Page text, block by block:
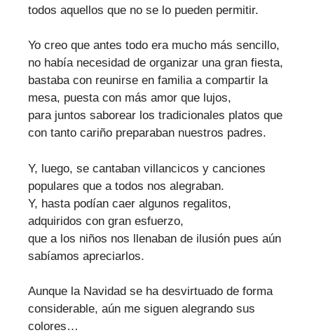
todos aquellos que no se lo pueden permitir.
Yo creo que antes todo era mucho más sencillo,
no había necesidad de organizar una gran fiesta,
bastaba con reunirse en familia a compartir la
mesa, puesta con más amor que lujos,
para juntos saborear los tradicionales platos que
con tanto cariño preparaban nuestros padres.
Y, luego, se cantaban villancicos y canciones
populares que a todos nos alegraban.
Y, hasta podían caer algunos regalitos,
adquiridos con gran esfuerzo,
que a los niños nos llenaban de ilusión pues aún
sabíamos apreciarlos.
Aunque la Navidad se ha desvirtuado de forma
considerable, aún me siguen alegrando sus
colores…